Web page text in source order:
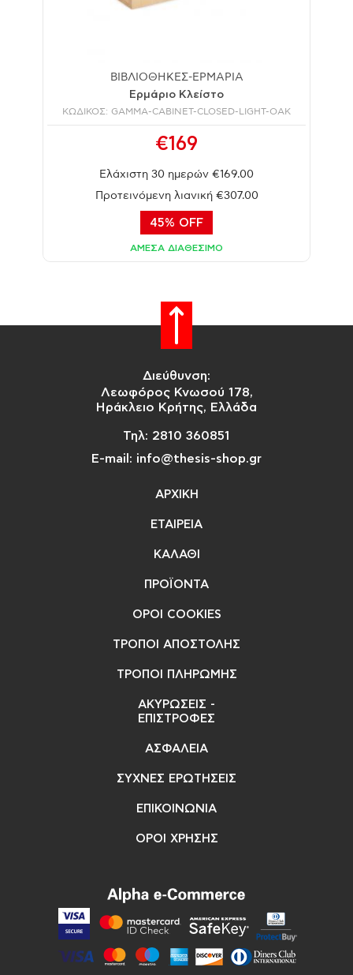
ΒΙΒΛΙΟΘΗΚΕΣ-ΕΡΜΑΡΙΑ
Ερμάριο Κλείστο
ΚΩΔΙΚΟΣ: GAMMA-CABINET-CLOSED-LIGHT-OAK
€169
Ελάχιστη 30 ημερών €169.00
Προτεινόμενη λιανική €307.00
45% OFF
ΑΜΕΣΑ ΔΙΑΘΕΣΙΜΟ
Διεύθυνση:
Λεωφόρος Κνωσού 178,
Ηράκλειο Κρήτης, Ελλάδα
Τηλ: 2810 360851
E-mail: info@thesis-shop.gr
ΑΡΧΙΚΗ
ΕΤΑΙΡΕΙΑ
ΚΑΛΑΘΙ
ΠΡΟΪΟΝΤΑ
ΟΡΟΙ COOKIES
ΤΡΟΠΟΙ ΑΠΟΣΤΟΛΗΣ
ΤΡΟΠΟΙ ΠΛΗΡΩΜΗΣ
ΑΚΥΡΩΣΕΙΣ -
ΕΠΙΣΤΡΟΦΕΣ
ΑΣΦΑΛΕΙΑ
ΣΥΧΝΕΣ ΕΡΩΤΗΣΕΙΣ
ΕΠΙΚΟΙΝΩΝΙΑ
ΟΡΟΙ ΧΡΗΣΗΣ